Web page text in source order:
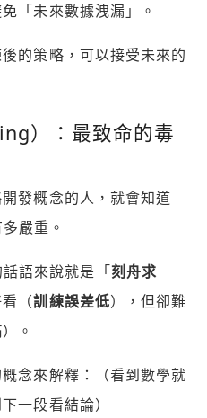
「未來數據洩漏」。
的策略，可以接受未來的
）：最致命的毒
發概念的人，就會知道
嚴重。
語來說就是「 刻舟求
看（訓練誤差低），但卻難
）。
念來解釋：（看到數學就
一段看結論）